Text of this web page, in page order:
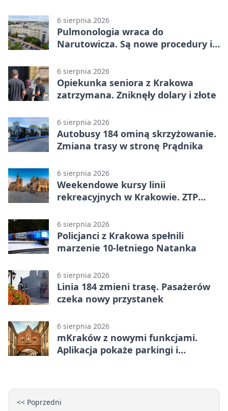
6 sierpnia 2026
Pulmonologia wraca do
Narutowicza. Są nowe procedury i
6 sierpnia 2026
Opiekunka seniora z Krakowa
zatrzymana. Zniknęły dolary i złote
6 sierpnia 2026
Autobusy 184 ominą skrzyżowanie.
Zmiana trasy w stronę Prądnika
6 sierpnia 2026
Weekendowe kursy linii
rekreacyjnych w Krakowie. ZTP
6 sierpnia 2026
Policjanci z Krakowa spełnili
marzenie 10-letniego Natanka
6 sierpnia 2026
Linia 184 zmieni trasę. Pasażerów
czeka nowy przystanek
6 sierpnia 2026
mKraków z nowymi funkcjami.
Aplikacja pokaże parkingi i
<< Poprzedni